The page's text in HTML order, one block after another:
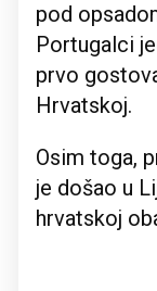
pod
Portugalci
prvo
Hrvatskoj.
Osim toga,
je došao u
hrvatskoj